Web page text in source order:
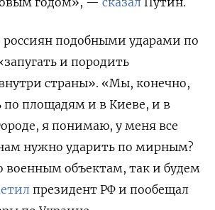
подобными ударами по
и породить
страны». «Мы, конечно,
площадям и в Киеве, и в
я понимаю, у меня все
нужно ударить по мирным?
военным объектам, так и будем
президент РФ и пообещал